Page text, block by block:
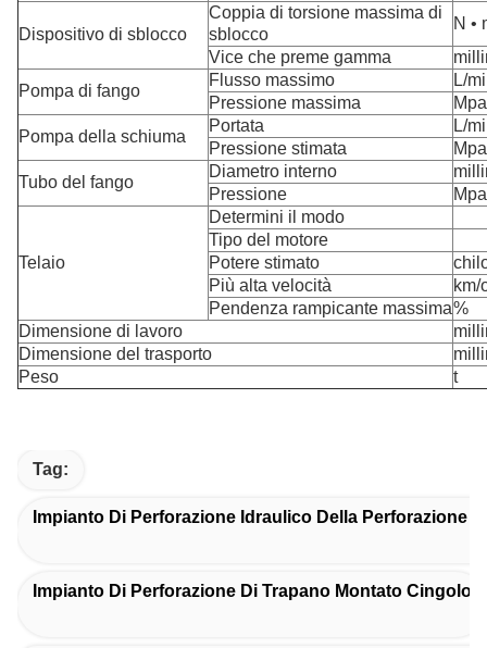
Dispositivo di sblocco
Coppia di torsione massima di
sblocco
N •
Vice che preme gamma
Pompa di fango
Flusso massimo
L/
Pressione massima
Mpa
Pompa della schiuma
Portata
L/
Pressione stimata
Mpa
Tubo del fango
Diametro interno
Pressione
Mpa
Telaio
Determini il modo
Tipo del motore
Potere stimato
Più alta velocità
km/
Pendenza rampicante massima%
Dimensione di lavoro
Dimensione del trasporto
Peso
t
Tag:
Impianto Di Perforazione Idraulico Della Perforazione
Impianto Di Perforazione Di Trapano Montato Cingolo